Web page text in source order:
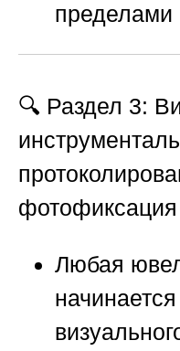
🔍 Раздел 3:
фотофиксация
Любая